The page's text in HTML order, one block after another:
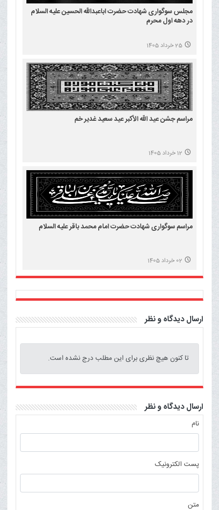
مجلس سوگواری شهادت حضرت اباعبدالله الحسین علیه السلام
در دهه اول محرم
25 خرداد 1405
مراسم جشن عید الله الأکبر عید سعید غدیر خم
12 خرداد 1405
مراسم سوگواری شهادت حضرت امام محمد باقر علیه السلام
02 خرداد 1405
ارسال دیدگاه و نظر
تا کنون هیچ نظری برای این مطلب درج نشده است.
ارسال دیدگاه و نظر
نام
پست الکترونیک
متن